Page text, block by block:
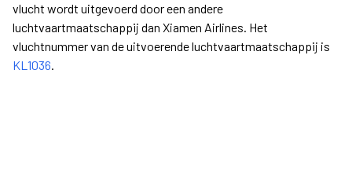
vlucht wordt uitgevoerd door een andere
luchtvaartmaatschappij dan Xiamen Airlines. Het
vluchtnummer van de uitvoerende luchtvaartmaatschappij is
KL1036.